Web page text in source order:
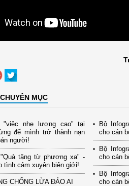
MỤC
"việc nhẹ lương cao" tại
để mình trở thành nạn
người!
tặng từ phương xa" -
tình cảm xuyên biên giới!
CHỐNG LỪA ĐẢO AI
Bộ
cho cán
Bộ
cho cán
Bộ
cho cán